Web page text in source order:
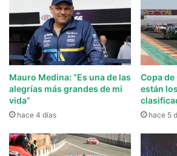
Mauro Medina: “Es una de las
alegrías más grandes de mi
vida”
hace 4 días
Copa de
están
hace 5